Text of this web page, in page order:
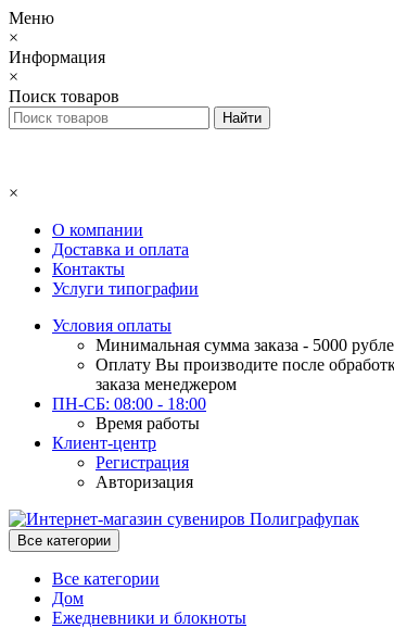
Меню
×
Информация
×
Поиск товаров
×
О компании
Доставка и оплата
Контакты
Услуги типографии
Условия оплаты
Минимальная сумма заказа - 5000
Оплату Вы производите после
заказа менеджером
ПН-СБ: 08:00 - 18:00
Время работы
Клиент-центр
Регистрация
Авторизация
Все категории
Все категории
Дом
Ежедневники и блокноты